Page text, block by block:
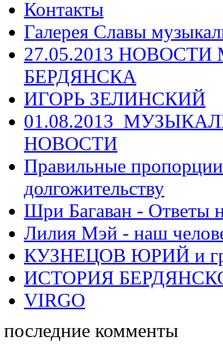
Контакты
Галерея Славы
27.05.2013
БЕРДЯНСКА
ИГОРЬ ЗЕЛИНСКИЙ
НОВОСТИ
Правильные
долгожительству
Шри Багаван - Ответы
Лилия Мэй - наш
КУЗНЕЦОВ ЮРИЙ и
ИСТОРИЯ
VIRGO
последние комменты